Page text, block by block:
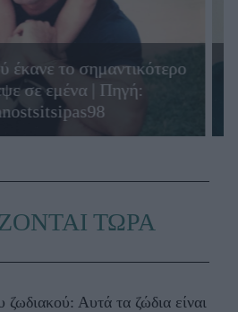
έκανε το σημαντικότερο
σε εμένα | Πηγή:
ΤΩΡΑ
Αυτά τα ζώδια είναι